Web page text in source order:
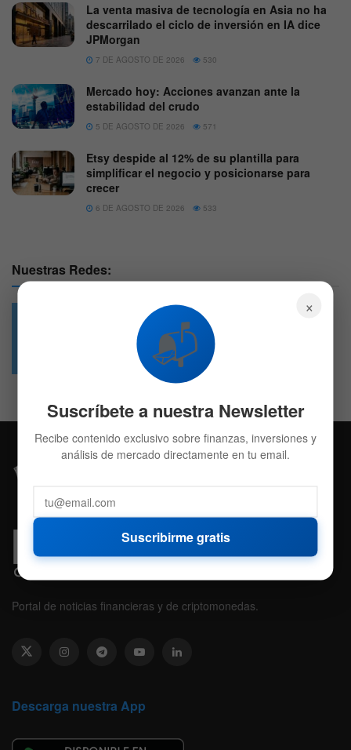
La venta masiva de tecnología en Asia no ha
descarrilado el ciclo de inversión en IA dice
JPMorgan
7 DE AGOSTO DE 2026 530
Mercado hoy: Acciones avanzan ante la
estabilidad del crudo
5 DE AGOSTO DE 2026 571
Etsy despide al 12% de su plantilla para
simplificar el negocio y posicionarse para
crecer
6 DE AGOSTO DE 2026 533
Nuestras Redes:
4.7k
Followers
Portal de noticias financieras y de criptomonedas.
Descarga nuestra App
×
📬
Suscríbete a nuestra Newsletter
Recibe contenido exclusivo sobre finanzas, inversiones y
análisis de mercado directamente en tu email.
Suscribirme gratis